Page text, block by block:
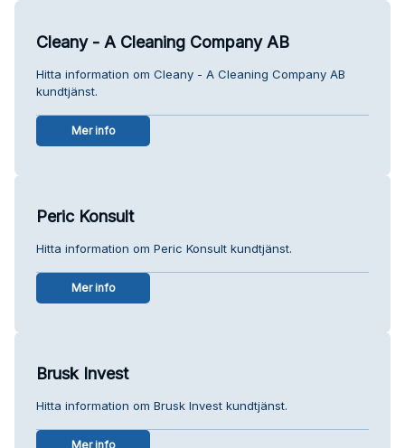
Cleany - A Cleaning Company AB
Hitta information om Cleany - A Cleaning Company AB
kundtjänst.
Mer info
Peric Konsult
Hitta information om Peric Konsult kundtjänst.
Mer info
Brusk Invest
Hitta information om Brusk Invest kundtjänst.
Mer info